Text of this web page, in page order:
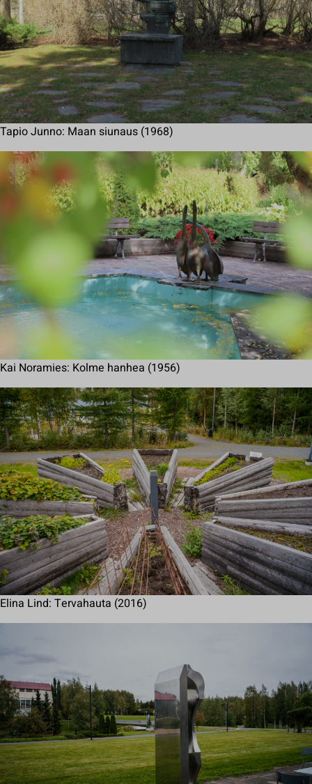
Tapio Junno: Maan siunaus (1968)
Kai Noramies: Kolme hanhea (1956)
Elina Lind: Tervahauta (2016)